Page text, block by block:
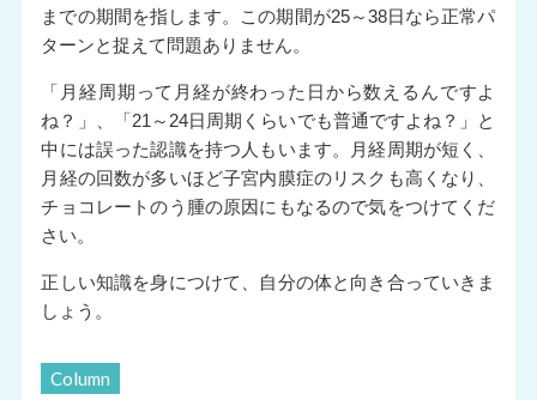
までの期間を指します。この期間が25～38日なら正常パ
ターンと捉えて問題ありません。
「月経周期って月経が終わった日から数えるんですよ
ね？」、「21～24日周期くらいでも普通ですよね？」と
中には誤った認識を持つ人もいます。月経周期が短く、
月経の回数が多いほど子宮内膜症のリスクも高くなり、
チョコレートのう腫の原因にもなるので気をつけてくだ
さい。
正しい知識を身につけて、自分の体と向き合っていきま
しょう。
Column